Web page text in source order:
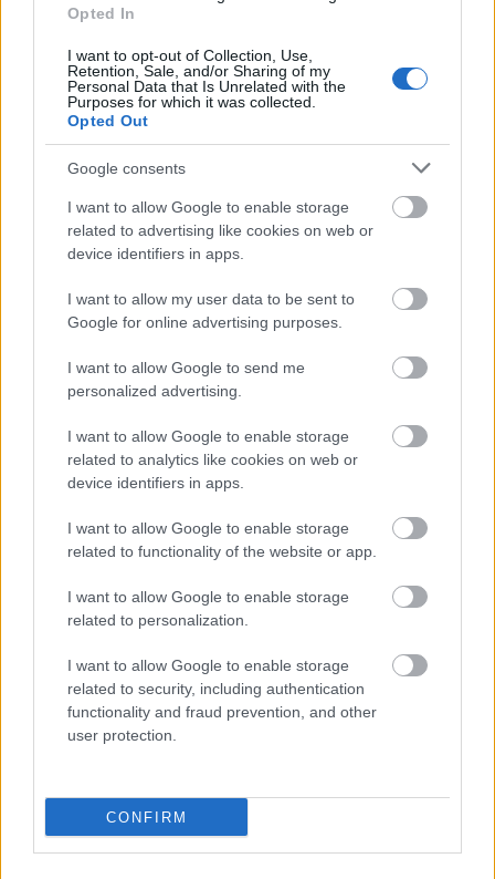
Opted In
I want to opt-out of Collection, Use,
Retention, Sale, and/or Sharing of my
Personal Data that Is Unrelated with the
Purposes for which it was collected.
Opted Out
Google consents
I want to allow Google to enable storage
related to advertising like cookies on web or
device identifiers in apps.
I want to allow my user data to be sent to
Google for online advertising purposes.
I want to allow Google to send me
personalized advertising.
I want to allow Google to enable storage
related to analytics like cookies on web or
device identifiers in apps.
I want to allow Google to enable storage
related to functionality of the website or app.
I want to allow Google to enable storage
related to personalization.
I want to allow Google to enable storage
related to security, including authentication
functionality and fraud prevention, and other
user protection.
CONFIRM
ενταχθούν στην κατηγορία αυτή οι ασφαλισμένοι
πρέπει να συντρέχουν και οι δύο προϋποθέσεις.
Η επιχείρηση να λειτουργεί εποχικά.
Η απασχόληση να έχει παρασχεθεί κατά τη
διάρκεια μίας ή δύο σαιζόν.
Η Τακτική Επιδότηση Ανεργίας χορηγείται στους
αιτούντες – πρώην μισθωτούς που έχουν εργασθεί
σε επιχειρήσεις που λειτουργούν εποχικά για μία ή
Σύμβαση Εργασίας τους(δεν χορηγείται σε όσους
αποχώρησαν οικειοθελώς από την εργασία τους)
ημερομηνία υποβολής της αίτησης για
εργοδότη, δεν αυτοαπασχολούνται, είναι ικανοί και
διαθέσιμοι στην αγορά εργασίας)
έχουν πραγματοποιήσει σε συγκεκριμένα (κρίσιμα)
χρονικά διαστήματα συγκεκριμένο αριθμό ημερών
εργασίας σε επιχειρήσεις που λειτουργούν εποχικά,
Α. Νέοι επιδοτούμενοι